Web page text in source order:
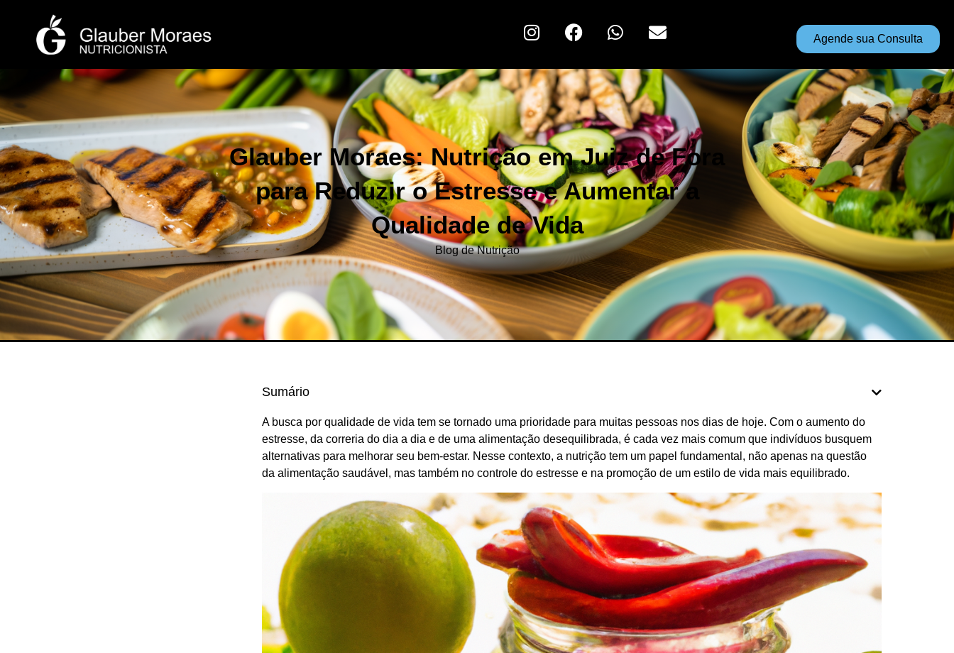
Agende sua Consulta
Glauber Moraes: Nutrição em Juiz de Fora
para Reduzir o Estresse e Aumentar a
Qualidade de Vida
Blog de Nutrição
Sumário
A busca por qualidade de vida tem se tornado uma prioridade para muitas pessoas nos dias de hoje. Com o aumento do
estresse, da correria do dia a dia e de uma alimentação desequilibrada, é cada vez mais comum que indivíduos busquem
alternativas para melhorar seu bem-estar. Nesse contexto, a nutrição tem um papel fundamental, não apenas na questão
da alimentação saudável, mas também no controle do estresse e na promoção de um estilo de vida mais equilibrado.